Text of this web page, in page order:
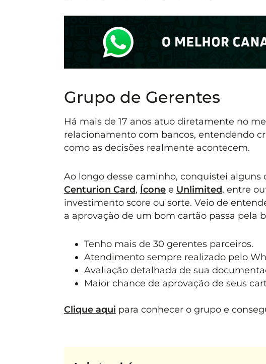
Grupo de Gerentes
Há mais de 17 anos atuo diretamente no
relacionamento com bancos, entendendo
como as decisões realmente acontecem.
Ao longo desse caminho, conquistei alguns
Centurion Card, Íconee Unlimited, entre
investimento score ou sorte. Veio de
a aprovação de um bom cartão passa pela
Tenho mais de 30 gerentes parceiros.
Atendimento sempre realizado pelo
Avaliação detalhada de sua
Maior chance de aprovação de seus
Clique aqui para conhecer o grupo e